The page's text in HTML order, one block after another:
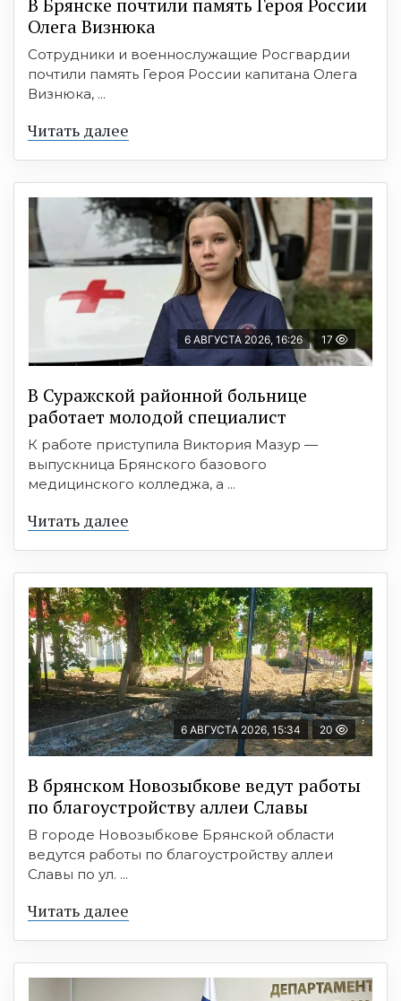
В Брянске почтили память Героя России
Олега Визнюка
Сотрудники и военнослужащие Росгвардии
почтили память Героя России капитана Олега
Визнюка, ...
Читать далее
6 АВГУСТА 2026, 16:26 17
В Суражской районной больнице
работает молодой специалист
К работе приступила Виктория Мазур —
выпускница Брянского базового
медицинского колледжа, а ...
Читать далее
6 АВГУСТА 2026, 15:34 20
В брянском Новозыбкове ведут работы
по благоустройству аллеи Славы
В городе Новозыбкове Брянской области
ведутся работы по благоустройству аллеи
Славы по ул. ...
Читать далее